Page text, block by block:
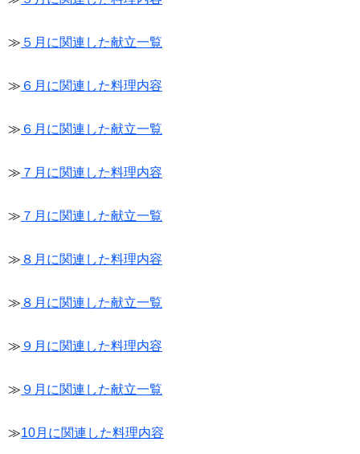
≫ ５月に関連した献立一覧
≫ ６月に関連した料理内容
≫ ６月に関連した献立一覧
≫ ７月に関連した料理内容
≫ ７月に関連した献立一覧
≫ ８月に関連した料理内容
≫ ８月に関連した献立一覧
≫ ９月に関連した料理内容
≫ ９月に関連した献立一覧
≫10月に関連した料理内容